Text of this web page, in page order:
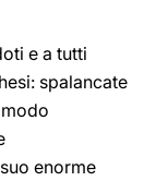
e a tutti
spalancate
enorme